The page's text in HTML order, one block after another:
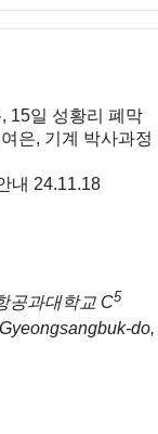
15일 성황리 폐막
은, 기계 박사과정
내 24.11.18
공과대학교 C5
do,